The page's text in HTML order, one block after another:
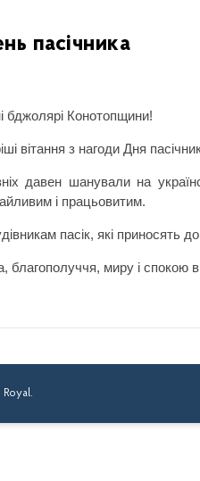
пасічника
бджолярі Конотопщини!
вітання з нагоди Дня
давен шанували на
і працьовитим.
пасік, які
миру і спокою
Royal.